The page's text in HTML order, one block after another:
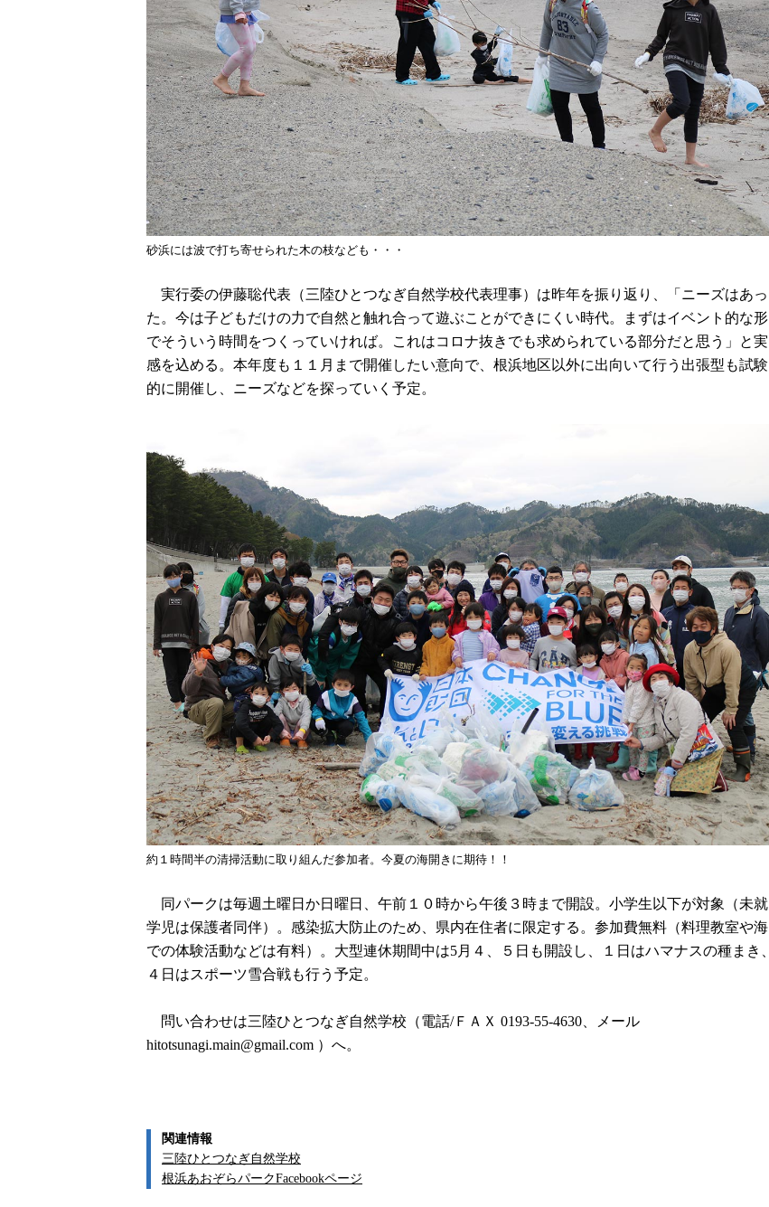
砂浜には波で打ち寄せられた木の枝なども・・・
実行委の伊藤聡代表（三陸ひとつなぎ自然学校代表理事）は昨年を振り返り、「ニーズはあっ
た。今は子どもだけの力で自然と触れ合って遊ぶことができにくい時代。まずはイベント的な形
でそういう時間をつくっていければ。これはコロナ抜きでも求められている部分だと思う」と実
感を込める。本年度も１１月まで開催したい意向で、根浜地区以外に出向いて行う出張型も試験
的に開催し、ニーズなどを探っていく予定。
約１時間半の清掃活動に取り組んだ参加者。今夏の海開きに期待！！
同パークは毎週土曜日か日曜日、午前１０時から午後３時まで開設。小学生以下が対象（未就
学児は保護者同伴）。感染拡大防止のため、県内在住者に限定する。参加費無料（料理教室や海
での体験活動などは有料）。大型連休期間中は5月４、５日も開設し、１日はハマナスの種まき、
４日はスポーツ雪合戦も行う予定。
問い合わせは三陸ひとつなぎ自然学校（電話/ＦＡＸ 0193-55-4630、メール
hitotsunagi.main@gmail.com ）へ。
関連情報
三陸ひとつなぎ自然学校
根浜あおぞらパークFacebookページ